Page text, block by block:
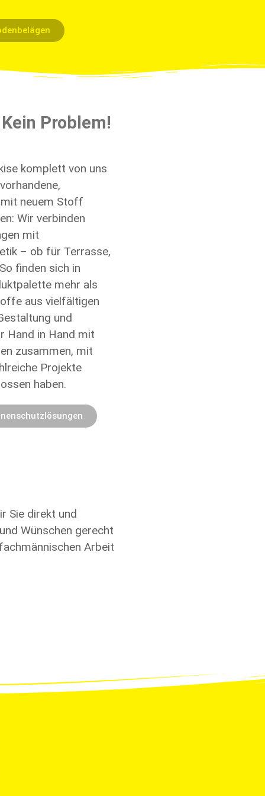
Problem!
komplett von uns
neuem Stoff
Wir verbinden
mit
– ob für Terrasse,
finden sich in
mehr als
aus vielfältigen
und
Hand in Hand mit
zusammen, mit
Projekte
haben.
Sie direkt und
Wünschen gerecht
Arbeit